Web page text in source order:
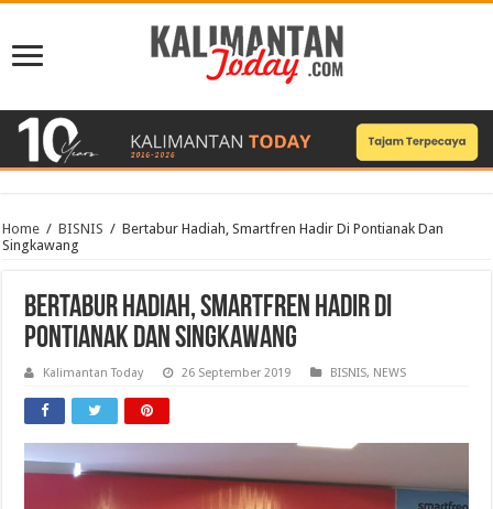
Home / BISNIS / Bertabur Hadiah, Smartfren Hadir Di Pontianak Dan
Singkawang
Bertabur Hadiah, Smartfren Hadir Di
Pontianak Dan Singkawang
Kalimantan Today 26 September 2019 BISNIS, NEWS